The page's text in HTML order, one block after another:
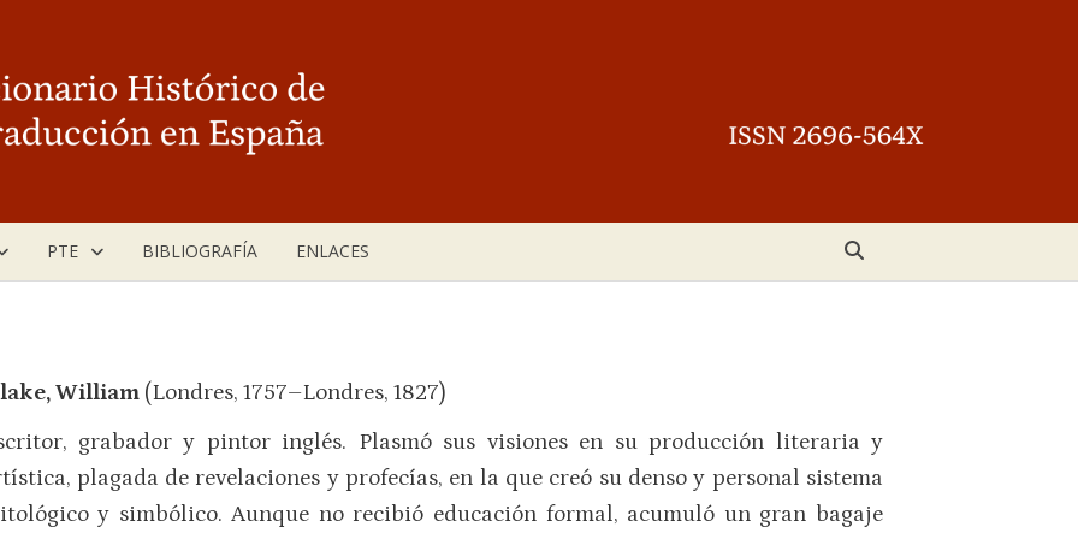
PTE BIBLIOGRAFÍA ENLACES
William(Londres, 1757–Londres, 1827)
grabador y pintor inglés. Plasmó sus visiones en su producción literaria y
plagada de revelaciones y profecías, en la que creó su denso y personal sistema
y simbólico. Aunque no recibió educación formal, acumuló un gran bagaje